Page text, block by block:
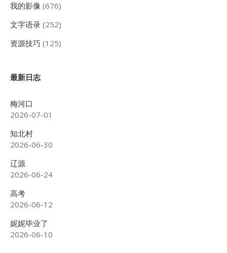
我的影像 (676)
文字语录 (252)
资源技巧 (125)
最新日志
梅河口
2026-07-01
知北村
2026-06-30
辽源
2026-06-24
高考
2026-06-12
妮妮毕业了
2026-06-10